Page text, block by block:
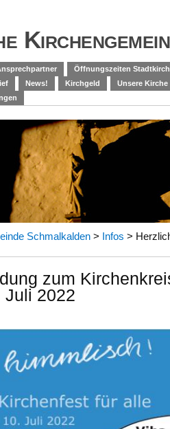
Öffnungszeiten
News! Kirchgeld
Unsere Kirche
Schmalkalden > Infos >
zum
Juli 2022